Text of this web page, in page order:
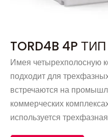
TORD4B 4P ТИП
Имея четырехполосную
подходит для
встречаются на
коммерческих
используется